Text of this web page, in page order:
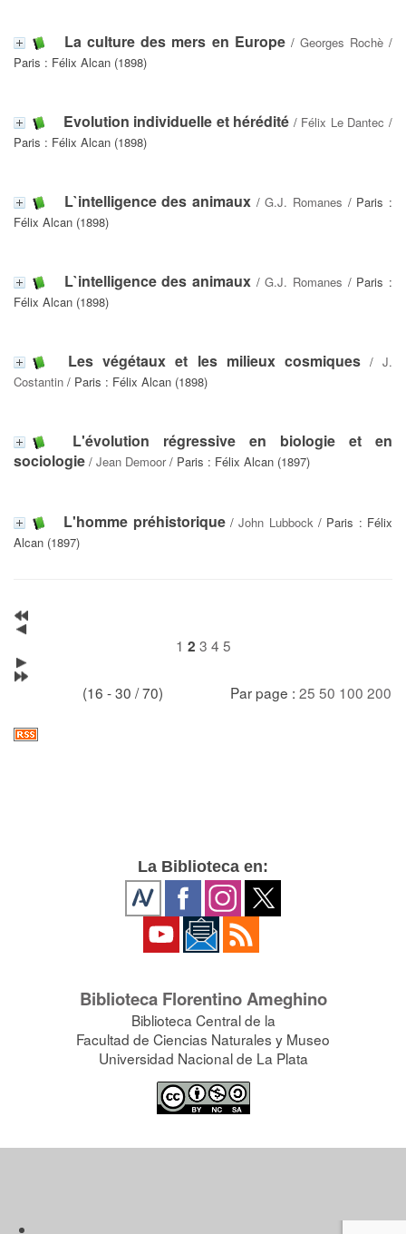
La culture des mers en Europe/ Georges Rochè/
Paris : Félix Alcan (1898)
Evolution individuelle et hérédité / Félix Le Dantec /
Paris : Félix Alcan (1898)
L`intelligence des animaux /G.J. Romanes / Paris :
Félix Alcan (1898)
L`intelligence des animaux /G.J. Romanes / Paris :
Félix Alcan (1898)
Les végétaux et les milieux cosmiques/ J.
Costantin / Paris : Félix Alcan (1898)
L'évolution régressive en biologie et en
sociologie / Jean Demoor/ Paris : Félix Alcan (1897)
L'homme préhistorique/John Lubbock/ Paris : Félix
Alcan (1897)
1 2 3 4 5
(16 - 30 / 70) Par page : 25 50 100 200
La Biblioteca en:
Biblioteca Florentino Ameghino
Biblioteca Central de la
Facultad de Ciencias Naturales y Museo
Universidad Nacional de La Plata